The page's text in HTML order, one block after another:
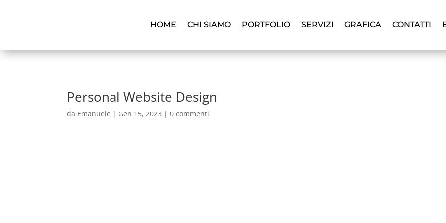
HOME CHI SIAMO PORTFOLIO SERVIZI GRAFICA CONTATTI
Personal Website Design
da Emanuele | Gen 15, 2023 |0 commenti